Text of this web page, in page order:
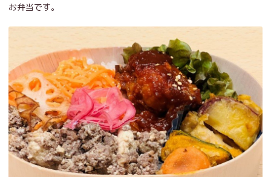
お弁当です。